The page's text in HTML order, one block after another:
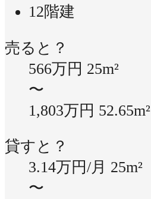
12階建
売ると？
566万円 25m²
〜
1,803万円 52.65m²
貸すと？
3.14万円/月 25m²
〜